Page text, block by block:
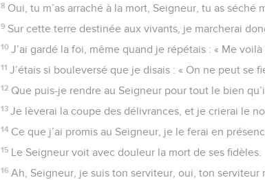
8 Oui, tu m’as arraché à la mort, Seigneur, tu as séché
9 Sur cette terre destinée aux vivants, je marcherai
10 J’ai gardé la foi, même quand je répétais : « Me
11 J’étais si bouleversé que je disais : « On ne peut se
12 Que puis-je rendre au Seigneur pour tout le bien
13 Je lèverai la coupe des délivrances, et je crierai le
14 Ce que j’ai promis au Seigneur, je le ferai en
15 Le Seigneur voit avec douleur la mort de ses fidèles.
16 Ah, Seigneur, je suis ton serviteur, oui, ton serviteur